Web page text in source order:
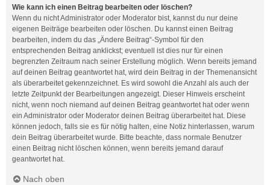
Wie kann ich einen Beitrag bearbeiten oder löschen?
Wenn du nicht Administrator oder Moderator bist, kannst du nur deine
eigenen Beiträge bearbeiten oder löschen. Du kannst einen Beitrag
bearbeiten, indem du das „Ändere Beitrag“-Symbol für den
entsprechenden Beitrag anklickst; eventuell ist dies nur für einen
begrenzten Zeitraum nach seiner Erstellung möglich. Wenn bereits jemand
auf deinen Beitrag geantwortet hat, wird dein Beitrag in der Themenansicht
als überarbeitet gekennzeichnet. Es wird sowohl die Anzahl als auch der
letzte Zeitpunkt der Bearbeitungen angezeigt. Dieser Hinweis erscheint
nicht, wenn noch niemand auf deinen Beitrag geantwortet hat oder wenn
ein Administrator oder Moderator deinen Beitrag überarbeitet hat. Diese
können jedoch, falls sie es für nötig halten, eine Notiz hinterlassen, warum
dein Beitrag überarbeitet wurde. Bitte beachte, dass normale Benutzer
einen Beitrag nicht löschen können, wenn bereits jemand darauf
geantwortet hat.
Nach oben